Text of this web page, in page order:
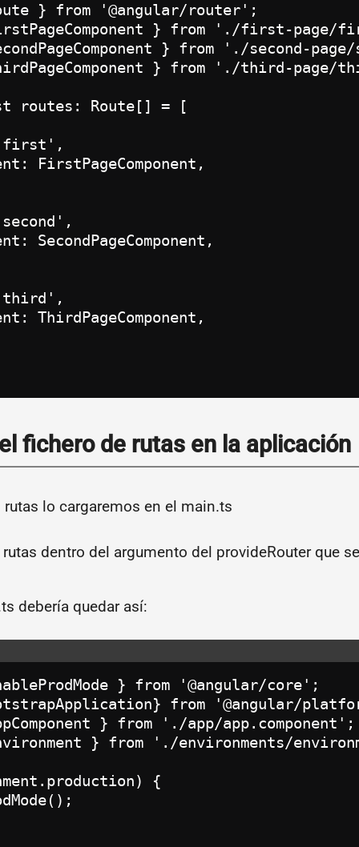
} from '@angular/router';
} from './first-page/
} from './second-page/
} from './third-page/
routes: Route[] = [
FirstPageComponent,
SecondPageComponent,
ThirdPageComponent,
fichero de rutas en la aplicación
lo cargaremos en el main.ts
dentro del argumento del provideRouter que
debería quedar así:
} from '@angular/core';
from '@angular/
} from './app/app.component';
} from './environments/
{